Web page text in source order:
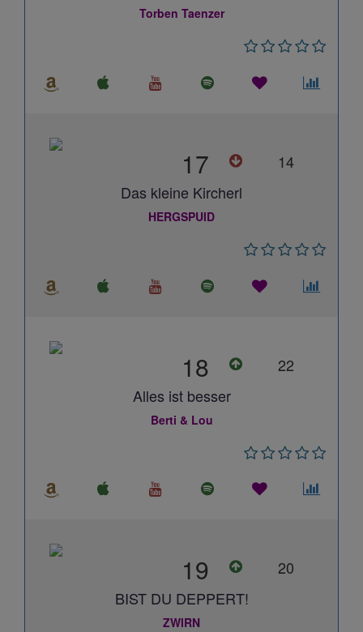
Torben Taenzer
17
14
Das kleine Kircherl
HERGSPUID
18
22
Alles ist besser
Berti & Lou
19
20
BIST DU DEPPERT!
ZWIRN